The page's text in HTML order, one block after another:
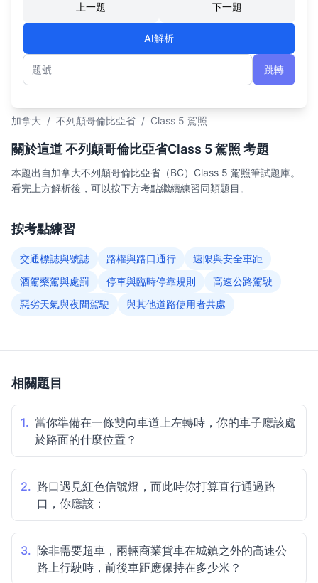
上一題 下一題
AI解析
題號
跳轉
加拿大 / 不列顛哥倫比亞省 / Class 5 駕照
關於這道 不列顛哥倫比亞省Class 5 駕照 考題
本題出自加拿大不列顛哥倫比亞省（BC）Class 5 駕照筆試題庫。
看完上方解析後，可以按下方考點繼續練習同類題目。
按考點練習
交通標誌與號誌 路權與路口通行
速限與安全車距
酒駕藥駕與處罰
停車與臨時停靠規則
高速公路駕駛
惡劣天氣與夜間駕駛
與其他道路使用者共處
相關題目
1. 當你準備在一條雙向車道上左轉時，你的車子應該處
於路面的什麼位置？
2. 路口遇見紅色信號燈，而此時你打算直行通過路
口，你應該：
3. 除非需要超車，兩輛商業貨車在城鎮之外的高速公
路上行駛時，前後車距應保持在多少米？